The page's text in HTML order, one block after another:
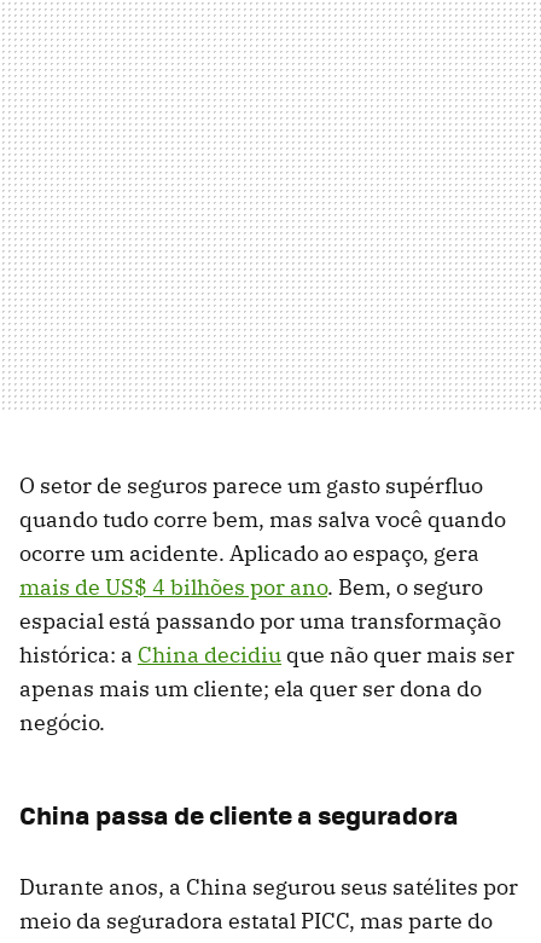
O setor de seguros parece um gasto supérfluo
quando tudo corre bem, mas salva você quando
ocorre um acidente. Aplicado ao espaço, gera
mais de US$ 4 bilhões por ano. Bem, o seguro
espacial está passando por uma transformação
histórica: a China decidiu que não quer mais ser
apenas mais um cliente; ela quer ser dona do
negócio.
China passa de cliente a seguradora
Durante anos, a China segurou seus satélites por
meio da seguradora estatal PICC, mas parte do